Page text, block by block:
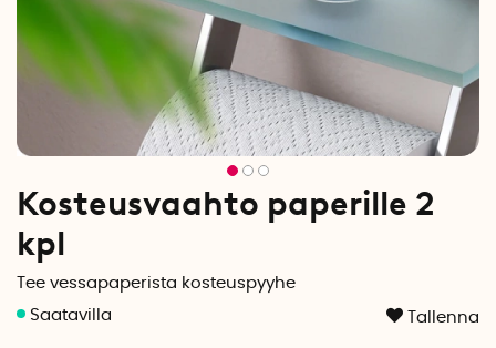
Kosteusvaahto paperille 2
kpl
Tee vessapaperista kosteuspyyhe
Tallenna